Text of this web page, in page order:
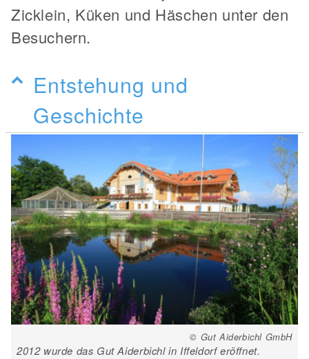
Zicklein, Küken und Häschen unter den
Besuchern.
Entstehung und
Geschichte
© Gut Aiderbichl GmbH
2012 wurde das Gut Aiderbichl in Iffeldorf eröffnet.